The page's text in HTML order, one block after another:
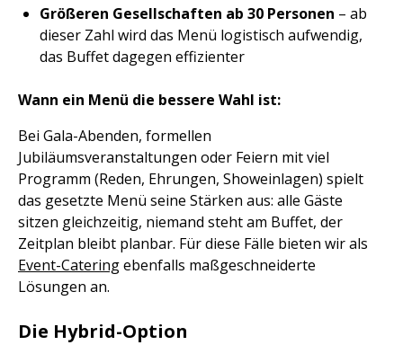
Größeren Gesellschaften ab 30 Personen – ab
dieser Zahl wird das Menü logistisch aufwendig,
das Buffet dagegen effizienter
Wann ein Menü die bessere Wahl ist:
Bei Gala-Abenden, formellen
Jubiläumsveranstaltungen oder Feiern mit viel
Programm (Reden, Ehrungen, Showeinlagen) spielt
das gesetzte Menü seine Stärken aus: alle Gäste
sitzen gleichzeitig, niemand steht am Buffet, der
Zeitplan bleibt planbar. Für diese Fälle bieten wir als
Event-Cateringebenfalls maßgeschneiderte
Lösungen an.
Die Hybrid-Option